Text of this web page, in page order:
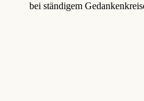
bei ständigem